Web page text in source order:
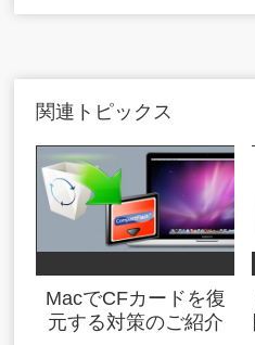
関連トピックス
MacでCFカードを復
元する対策のご紹介